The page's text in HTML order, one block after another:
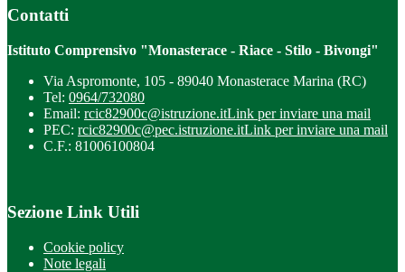
Contatti
Istituto Comprensivo "Monasterace - Riace - Stilo - Bivongi"
Via Aspromonte, 105 - 89040 Monasterace Marina (RC)
Tel: 0964/732080
Email: rcic82900c@istruzione.itLink per inviare una mail
PEC: rcic82900c@pec.istruzione.itLink per inviare una mail
C.F.: 81006100804
Sezione Link Utili
Cookie policy
Note legali